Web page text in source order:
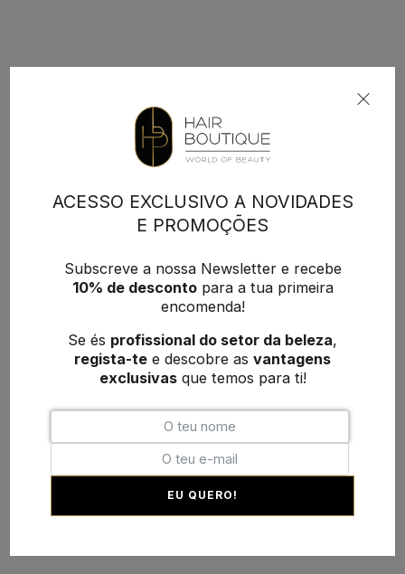
ACESSO EXCLUSIVO A NOVIDADES
E PROMOÇÕES
Subscreve a nossa Newsletter e recebe
10% de descontopara a tua primeira
encomenda!
Se és profissional do setor da beleza,
regista-te e descobre as vantagens
exclusivasque temos para ti!
EU QUERO!